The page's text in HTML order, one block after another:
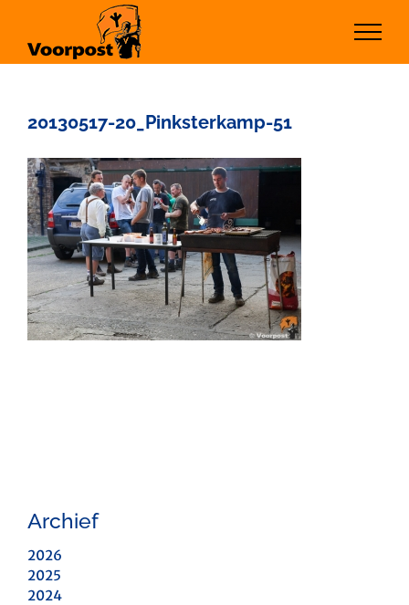
inhoud
20130517-20_Pinksterkamp-51
Archief
2026
2025
2024